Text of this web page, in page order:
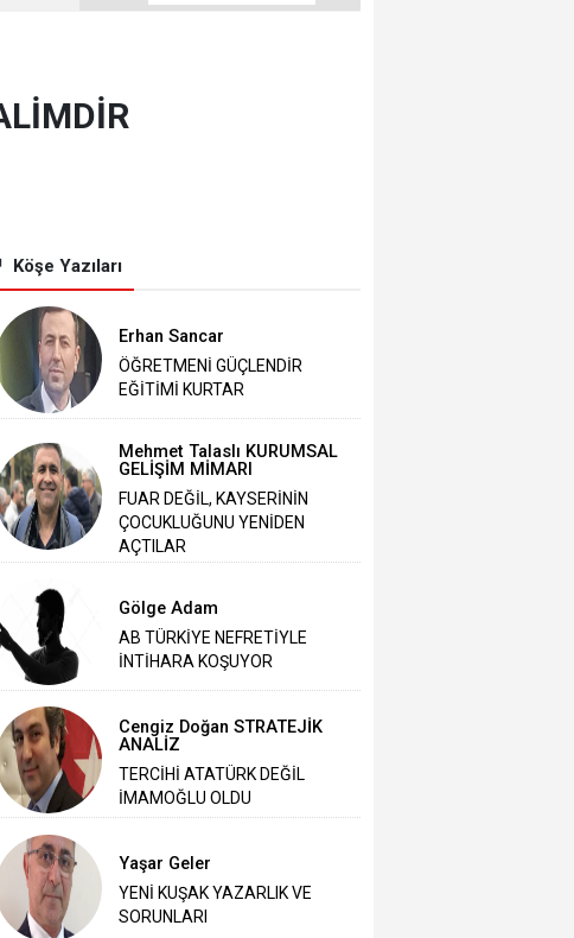
Köşe Yazıları
Erhan Sancar
ÖĞRETMENİ GÜÇLENDİR
EĞİTİMİ KURTAR
Mehmet Talaslı KURUMSAL
GELİŞİM MİMARI
FUAR DEĞİL, KAYSERİNİN
ÇOCUKLUĞUNU YENİDEN
AÇTILAR
Gölge Adam
AB TÜRKİYE NEFRETİYLE
İNTİHARA KOŞUYOR
Cengiz Doğan STRATEJİK
ANALİZ
TERCİHİ ATATÜRK DEĞİL
İMAMOĞLU OLDU
Yaşar Geler
‎YENİ KUŞAK YAZARLIK VE
SORUNLARI